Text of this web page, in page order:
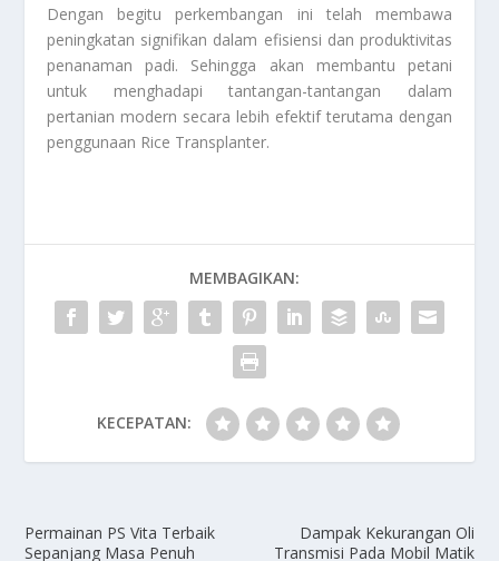
Dengan begitu perkembangan ini telah membawa
peningkatan signifikan dalam efisiensi dan produktivitas
penanaman padi. Sehingga akan membantu petani
untuk menghadapi tantangan-tantangan dalam
pertanian modern secara lebih efektif terutama dengan
penggunaan Rice Transplanter.
MEMBAGIKAN:
KECEPATAN:
Permainan PS Vita Terbaik
Sepanjang Masa Penuh
Dampak Kekurangan Oli
Transmisi Pada Mobil Matik